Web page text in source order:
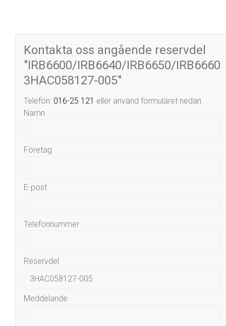
Kontakta oss angående reservdel
"IRB6600/IRB6640/IRB6650/IRB6660
3HAC058127-005"
Telefon: 016-25 121 eller använd formuläret nedan.
Namn
Företag
E-post
Telefonnummer
Reservdel
Meddelande